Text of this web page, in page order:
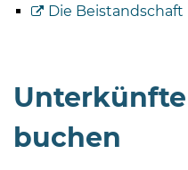
Die Beistandschaft
buchen